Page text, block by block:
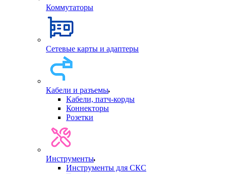
Коммутаторы
Сетевые карты и адаптеры
Кабели и разъемы
Кабели, патч-корды
Коннекторы
Розетки
Инструменты
Инструменты для СКС